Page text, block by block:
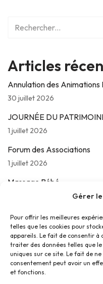
Gérer
Pour offrir les meilleures
telles que les cookies pour
appareils. Le fait de consentir à
traiter des données telles que
uniques sur ce site. Le fait de
consentement peut avoir un
et fonctions.
Articles
Annulation des Animations
30 juillet 2026
JOURNÉE DU
1 juillet 2026
Forum des Associations
1 juillet 2026
Massage Bébé
Les jeudis de La Parolière
16 juin 2026